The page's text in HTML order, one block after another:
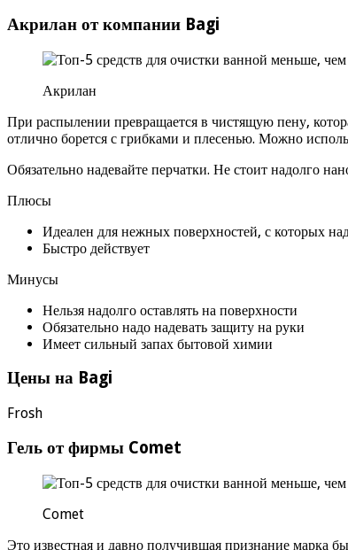
Акрилан от компании Bagi
Акрилан
При распылении превращается в чистящую пену,
отлично борется с грибками и плесенью. Можно
Обязательно надевайте перчатки. Не стоит надолго
Плюсы
Идеален для нежных поверхностей, с которых
Быстро действует
Минусы
Нельзя надолго оставлять на поверхности
Обязательно надо надевать защиту на руки
Имеет сильный запах бытовой химии
Цены на Bagi
Frosh
Гель от фирмы Comet
Comet
Это известная и давно получившая признание марка